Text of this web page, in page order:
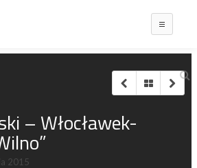
– Włocławek-
2015